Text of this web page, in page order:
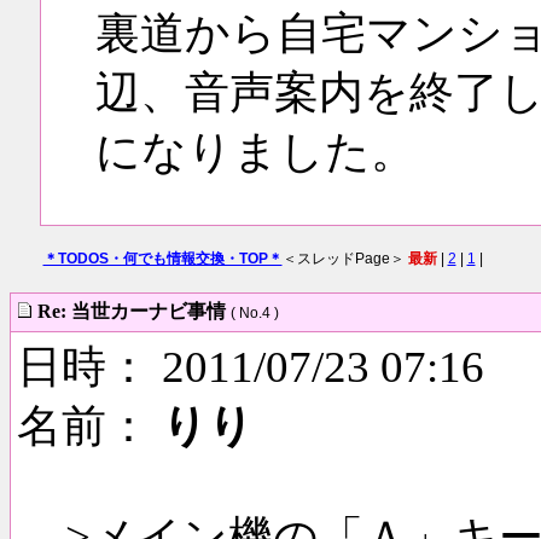
裏道から自宅マンシ
辺、音声案内を終了
になりました。
＊TODOS・何でも情報交換・TOP＊ ＜スレッドPage＞ 最新| 2 1
Re: 当世カーナビ事情 ( No.4 )
日時： 2011/07/23 07:16
名前：
りり